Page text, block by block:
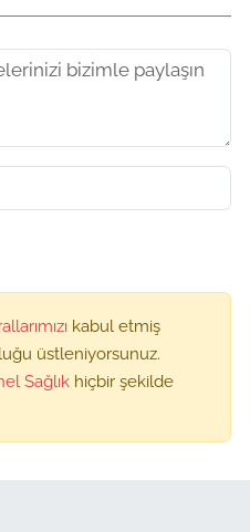
kabul etmiş
üstleniyorsunuz.
Sağlık hiçbir şekilde